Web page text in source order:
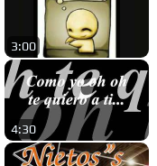
3:00
4:30